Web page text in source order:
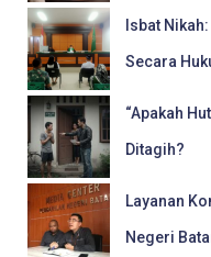
Isbat
Secara
“Apakah
Ditagih?
Layanan
Negeri